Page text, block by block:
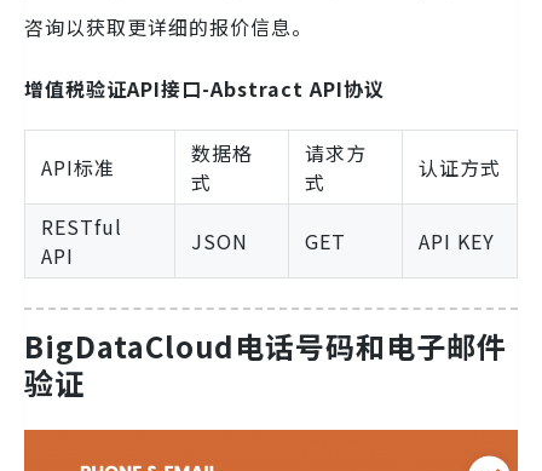
咨询以获取更详细的报价信息。
增值税验证API接口-Abstract API协议
API标准
数据格
式
请求方
式
认证方式
RESTful
API
JSON GET API KEY
BigDataCloud电话号码和电子邮件
验证